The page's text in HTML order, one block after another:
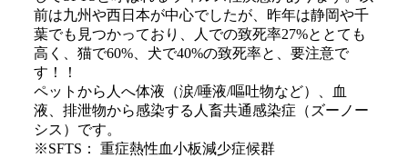
前は九州や西日本が中心でしたが、昨年は静岡や千
葉でも見つかっており、人での致死率27%ととても
高く、猫で60%、犬で40%の致死率と、要注意で
す！！
ペットから人へ体液（涙/唾液/嘔吐物など）、血
液、排泄物から感染する人畜共通感染症（ズーノー
シス）です。
※SFTS： 重症熱性血小板減少症候群